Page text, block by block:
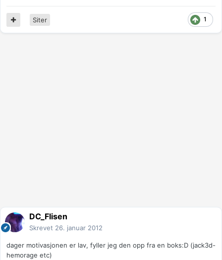
1
Siter
DC_Flisen
Skrevet 26. januar 2012
dager motivasjonen er lav, fyller jeg den opp fra en boks:D (jack3d-
hemorage etc)